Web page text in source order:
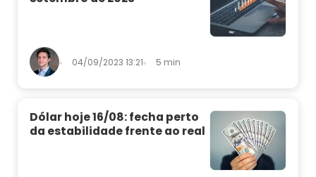
04/09/2023 13:21 5 min
Dólar hoje 16/08: fecha perto
da estabilidade frente ao real